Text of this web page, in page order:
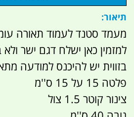
תיאור:
מעמד סטנד לעמוד תאורה
למזמין כאן ישלח דגם ישר ולא
בזווית יש להיכנס למודעה
פלטה 15 על 15 ס''מ
צינור קוטר 1.5 צול